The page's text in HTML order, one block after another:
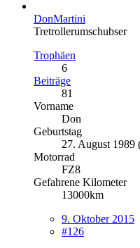
DonMartini
Tretrollerumschubser
Trophäen
6
Beiträge
81
Vorname
Don
Geburtstag
27. August 1989
Motorrad
FZ8
Gefahrene Kilometer
13000km
9. Oktober 2015
#126